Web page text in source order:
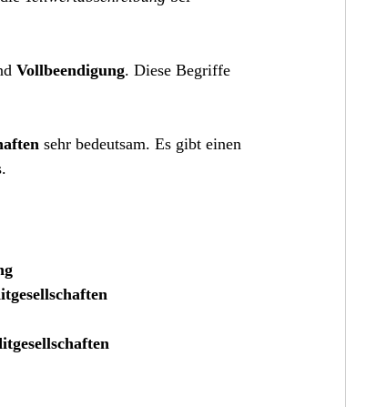
Vollbeendigung. Diese Begriffe
sehr bedeutsam. Es gibt einen